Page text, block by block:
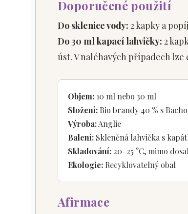
Doporučené použití
Do sklenice vody: 2 kapky a
Do 30 ml kapací lahvičky: 2
úst. V naléhavých případech
Objem: 10 ml nebo 30 ml
Složení: Bio brandy 40 % s
Výroba:Anglie
Balení: Skleněná lahvička s
Skladování: 20–25 °C, mimo
Ekologie: Recyklovatelný obal
Afirmace